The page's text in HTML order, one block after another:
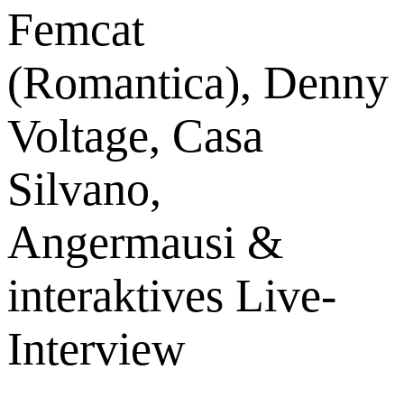
Femcat
(Romantica), Denny
Voltage, Casa
Silvano,
Angermausi &
interaktives Live-
Interview